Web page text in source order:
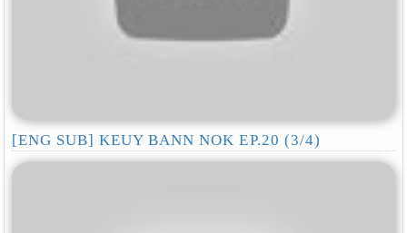
[ENG SUB] KEUY BANN NOK EP.20 (3/4)